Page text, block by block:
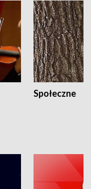
Społeczne